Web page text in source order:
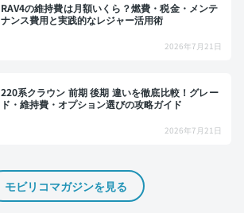
RAV4の維持費は月額いくら？燃費・税金・メンテ
ナンス費用と実践的なレジャー活用術
2026年7月21日
220系クラウン 前期 後期 違いを徹底比較！グレー
ド・維持費・オプション選びの攻略ガイド
2026年7月21日
モビリコマガジンを見る